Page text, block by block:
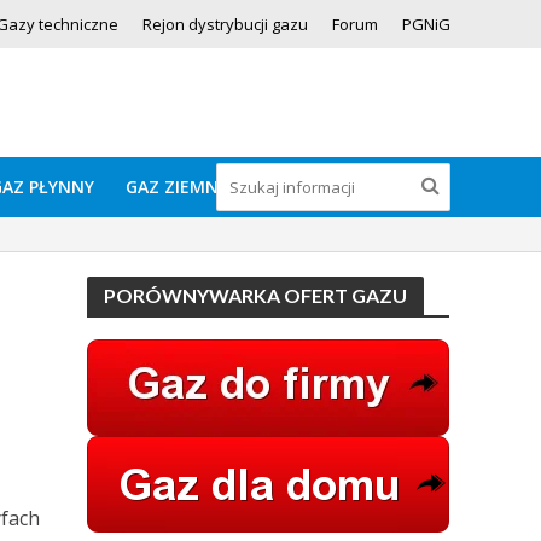
techniczne Rejon dystrybucji gazu Forum PGNiG
PŁYNNY GAZ ZIEMNY
PORÓWNYWARKA OFERT GAZU